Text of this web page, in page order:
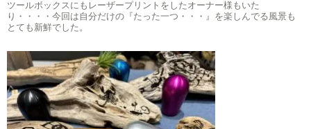
ツールボックスにもレーザープリントをしたオーナー様もいた
り・・・・今回は自分だけの『たった一つ・・・』を楽しんでる風景も
とても新鮮でした。